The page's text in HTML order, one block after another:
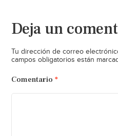
Deja un
Tu dirección de correo
campos obligatorios están
Comentario *